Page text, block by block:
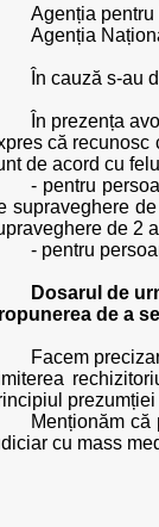
Agenția
Agenția
În cauză s-au
În prezența
că recunosc
de acord cu
- pentru
supraveghere
de 2
- pentru
Dosarul de
de a
Facem
Menționăm
cu mass